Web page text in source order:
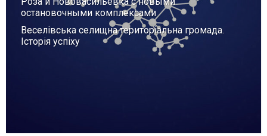
остановочными комплексами
Веселівська селищна територіальна громада.
Історія успіху